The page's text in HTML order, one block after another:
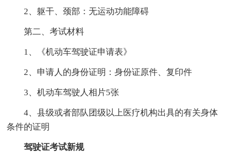
2、躯干、颈部：无运动功能障碍
第二、考试材料
1、《机动车驾驶证申请表》
2、申请人的身份证明：身份证原件、复印件
3、机动车驾驶人相片5张
4、县级或者部队团级以上医疗机构出具的有关身体
条件的证明
驾驶证考试新规